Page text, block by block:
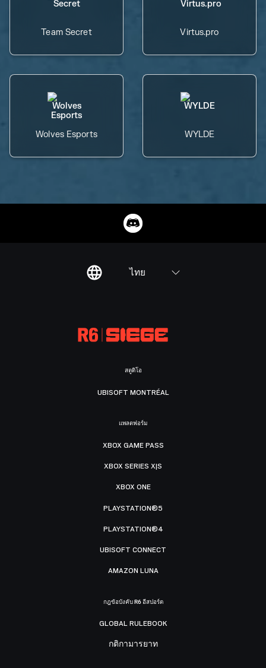
Team Secret Virtus.pro
Wolves Esports WYLDE
ไทย
สตูดิโอ
UBISOFT MONTRÉAL
แพลตฟอร์ม
XBOX GAME PASS
XBOX SERIES X|S
XBOX ONE
PLAYSTATION®5
PLAYSTATION®4
UBISOFT CONNECT
AMAZON LUNA
กฎข้อบังคับ R6 อีสปอร์ต
GLOBAL RULEBOOK
กติกามารยาท